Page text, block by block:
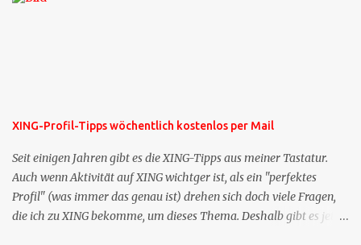
XING-Profil-Tipps wöchentlich kostenlos per Mail
Seit einigen Jahren gibt es die XING-Tipps aus meiner Tastatur.
Auch wenn Aktivität auf XING wichtger ist, als ein "perfektes
Profil" (was immer das genau ist) drehen sich doch viele Fragen,
die ich zu XING bekomme, um dieses Thema. Deshalb gibt es jetzt